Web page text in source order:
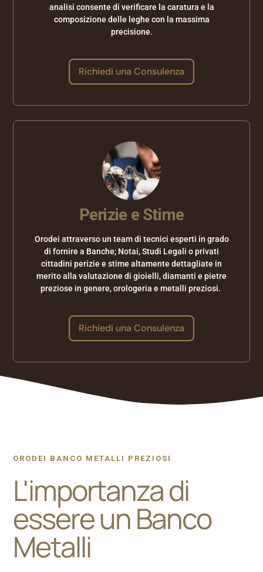
analisi consente di verificare la caratura e la
composizione delle leghe con la massima
precisione.
Richiedi una Consulenza
Perizie e Stime
Orodei attraverso un team di tecnici esperti in grado
di fornire a Banche; Notai, Studi Legali o privati
cittadini perizie e stime altamente dettagliate in
merito alla valutazione di gioielli, diamanti e pietre
preziose in genere, orologeria e metalli preziosi.
Richiedi una Consulenza
ORODEI BANCO METALLI PREZIOSI
L'importanza di
essere un Banco
Metalli